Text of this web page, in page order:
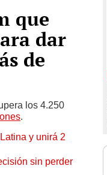
que
dar
de
los 4.250
.
y unirá 2
sin perder